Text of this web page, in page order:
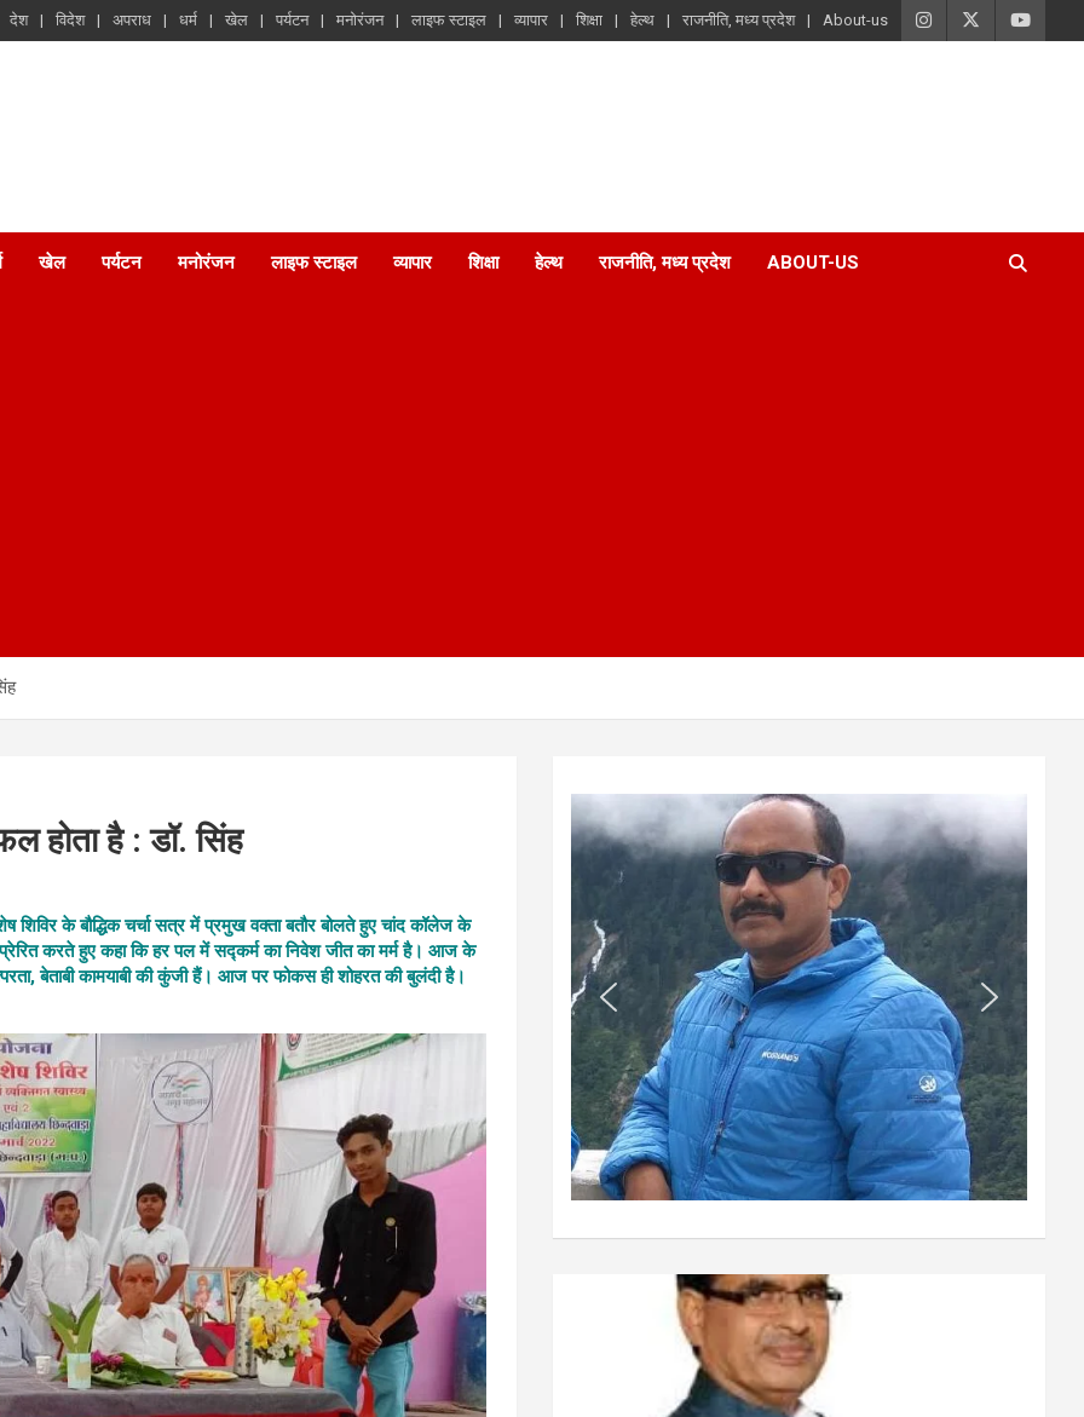
देश विदेश अपराध धर्म खेल पर्यटन मनोरंजन लाइफ स्टाइल व्यापार शिक्षा हेल्थ राजनीति, मध्य प्रदेश About-us
खेल पर्यटन मनोरंजन लाइफ स्टाइल व्यापार शिक्षा हेल्थ राजनीति, मध्य प्रदेश ABOUT-US
होता है : डॉ. सिंह
शिविर के बौद्धिक चर्चा सत्र में प्रमुख वक्ता बतौर बोलते हुए चांद कॉलेज के
करते हुए कहा कि हर पल में सद्कर्म का निवेश जीत का मर्म है। आज के
बेताबी कामयाबी की कुंजी हैं। आज पर फोकस ही शोहरत की बुलंदी है।